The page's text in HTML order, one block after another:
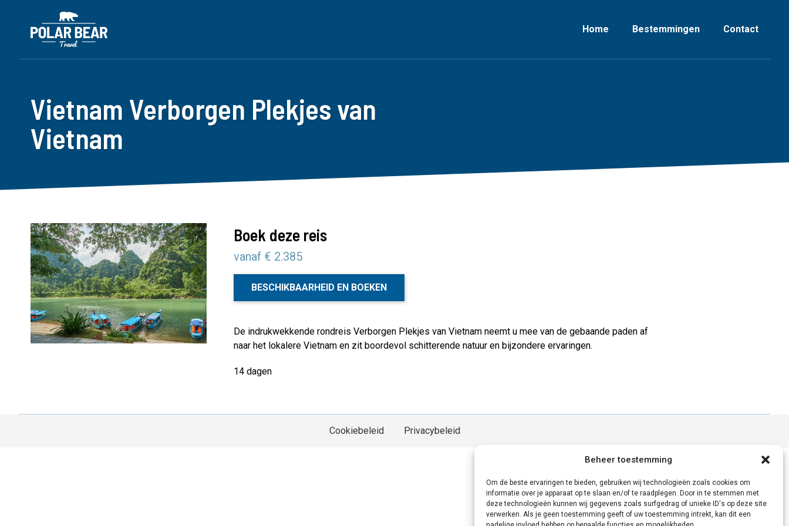
Beheer toestemming
Om de beste ervaringen te bieden, gebruiken wij technologieën zoals cookies om
informatie over je apparaat op te slaan en/of te raadplegen. Door in te stemmen met
deze technologieën kunnen wij gegevens zoals surfgedrag of unieke ID's op deze site
verwerken. Als je geen toestemming geeft of uw toestemming intrekt, kan dit een
Home Bestemmingen Contact
Vietnam Verborgen Plekjes van
Vietnam
Boek deze reis
vanaf € 2.385
BESCHIKBAARHEID EN BOEKEN
De indrukwekkende rondreis Verborgen Plekjes van Vietnam neemt u mee van de gebaande paden af
naar het lokalere Vietnam en zit boordevol schitterende natuur en bijzondere ervaringen.
14 dagen
Cookiebeleid Privacybeleid